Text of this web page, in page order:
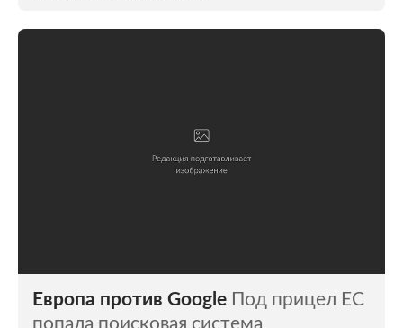
Европа против Google Под прицел ЕС
попала поисковая система